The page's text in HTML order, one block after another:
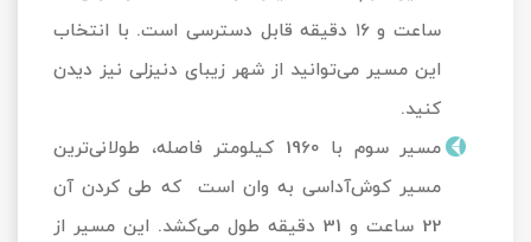
ساعت و ۱۶ دقیقه قابل دسترسی است. با انتخاب
این مسیر می‌توانید از شهر زیبای دنیزلی نیز دیدن
کنید.
مسیر سوم با 1960 کیلومتر فاصله، طولانی‌ترین
مسیر کوش‌آداسی به وان است که طی کردن آن
22 ساعت و 31 دقیقه طول می‌کشد. این مسیر از